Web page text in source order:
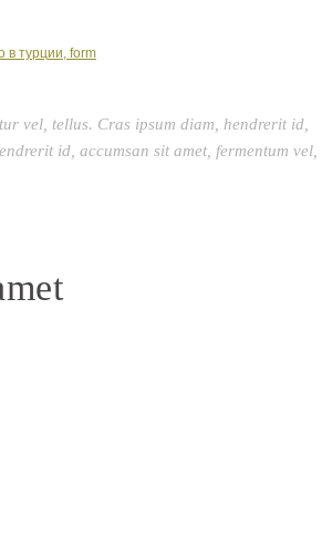
в турции, form
vel, tellus. Cras ipsum diam, hendrerit id,
id, accumsan sit amet, fermentum vel,